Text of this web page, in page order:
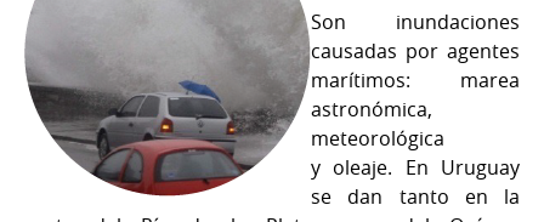
Son inundaciones
causadas por agentes
marítimos: marea
astronómica,
meteorológica
y oleaje. En Uruguay
se dan tanto en la